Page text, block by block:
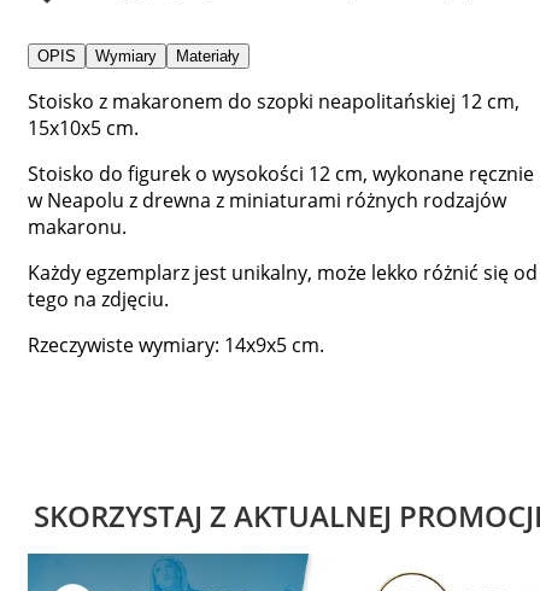
OPIS Wymiary Materiały
Stoisko z makaronem do szopki neapolitańskiej 12 cm,
15x10x5 cm.
Stoisko do figurek o wysokości 12 cm, wykonane ręcznie
w Neapolu z drewna z miniaturami różnych rodzajów
makaronu.
Każdy egzemplarz jest unikalny, może lekko różnić się od
tego na zdjęciu.
Rzeczywiste wymiary: 14x9x5 cm.
SKORZYSTAJ Z AKTUALNEJ